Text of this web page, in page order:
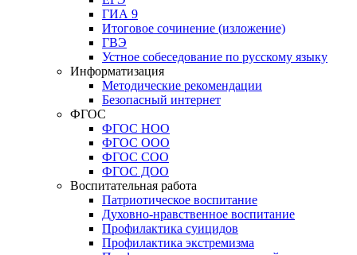
ГИА 9
Итоговое сочинение (изложение)
ГВЭ
Устное собеседование по русскому языку
Информатизация
Методические рекомендации
Безопасный интернет
ФГОС
ФГОС НОО
ФГОС ООО
ФГОС СОО
ФГОС ДОО
Воспитательная работа
Патриотическое воспитание
Духовно-нравственное воспитание
Профилактика суицидов
Профилактика экстремизма